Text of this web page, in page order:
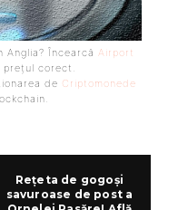
Încearcă Airport
prețul corect.
de Criptomonede
Rețeta de gogoși
savuroase de post a